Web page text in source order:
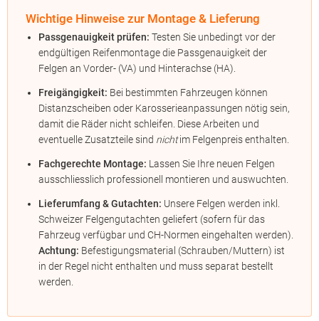
Wichtige Hinweise zur Montage & Lieferung
Passgenauigkeit prüfen: Testen Sie unbedingt vor der
endgültigen Reifenmontage die Passgenauigkeit der
Felgen an Vorder- (VA) und Hinterachse (HA).
Freigängigkeit: Bei bestimmten Fahrzeugen können
Distanzscheiben oder Karosserieanpassungen nötig sein,
damit die Räder nicht schleifen. Diese Arbeiten und
eventuelle Zusatzteile sind nichtim Felgenpreis enthalten.
Fachgerechte Montage: Lassen Sie Ihre neuen Felgen
ausschliesslich professionell montieren und auswuchten.
Lieferumfang & Gutachten: Unsere Felgen werden inkl.
Schweizer Felgengutachten geliefert (sofern für das
Fahrzeug verfügbar und CH-Normen eingehalten werden).
Achtung: Befestigungsmaterial (Schrauben/Muttern) ist
in der Regel nicht enthalten und muss separat bestellt
werden.